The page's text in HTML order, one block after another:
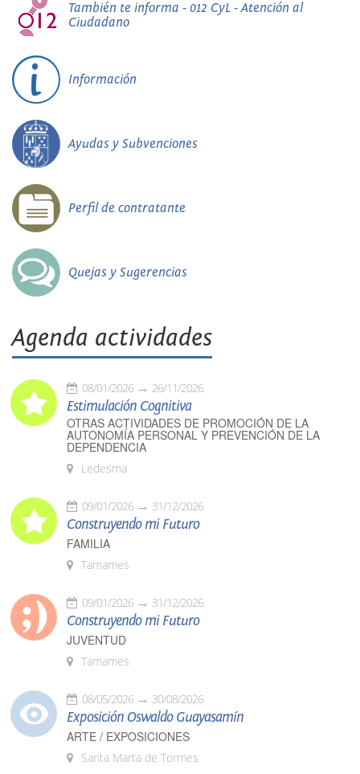
También te informa - 012 CyL - Atención al
Ciudadano
Información
Ayudas y Subvenciones
Perfil de contratante
Quejas y Sugerencias
Agenda actividades
08/01/2026 26/11/2026
Estimulación Cognitiva
OTRAS ACTIVIDADES DE PROMOCIÓN DE LA
AUTONOMÍA PERSONAL Y PREVENCIÓN DE LA
DEPENDENCIA
Ledesma
09/01/2026 31/12/2026
Construyendo mi Futuro
FAMILIA
Tamames
09/01/2026 31/12/2026
Construyendo mi Futuro
JUVENTUD
Tamames
08/05/2026 30/08/2026
Exposición Oswaldo Guayasamín
ARTE / EXPOSICIONES
Santa Marta de Tormes